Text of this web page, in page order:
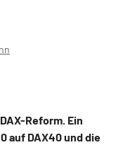
Reform. Ein
auf DAX40 und die